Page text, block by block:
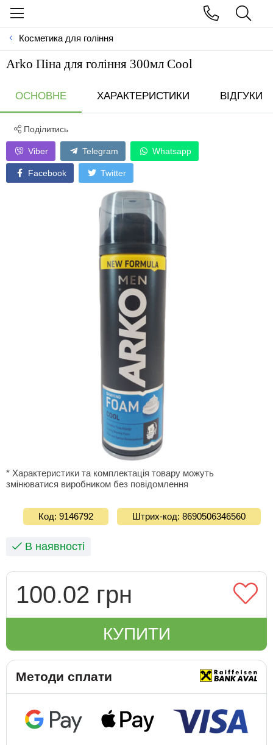
Косметика для гоління
Arko Піна для гоління 300мл Cool
ОСНОВНЕ ХАРАКТЕРИСТИКИ ВІДГУКИ
Поділитись
Viber Telegram Whatsapp
Facebook Twitter
* Характеристики та комплектація товару можуть
змінюватися виробником без повідомлення
Код: 9146792 Штрих-код: 8690506346560
В наявності
100.02 грн
КУПИТИ
Методи сплати